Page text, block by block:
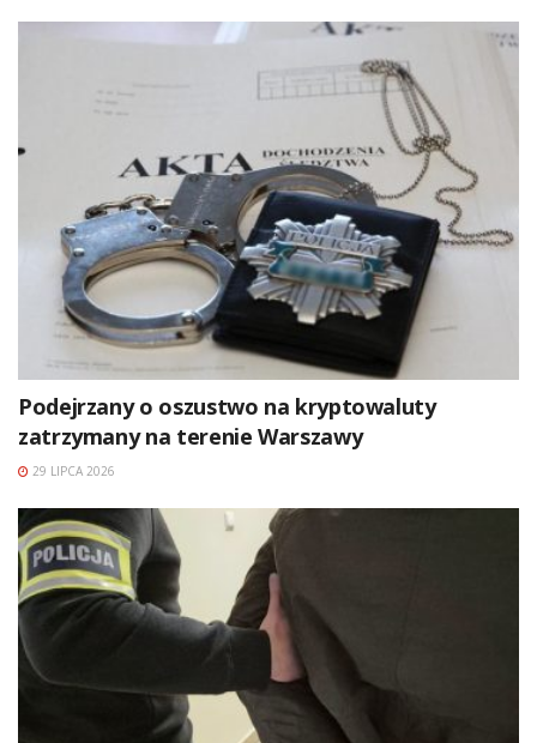
Podejrzany o oszustwo na kryptowaluty
zatrzymany na terenie Warszawy
29 LIPCA 2026